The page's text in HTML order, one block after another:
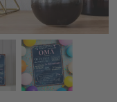
beste Oma